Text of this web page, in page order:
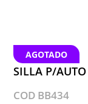
AGOTADO
SILLA P/
COD BB434